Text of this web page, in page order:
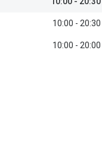
Entretenir mes lentilles
10:00 - 20:30
10:00 - 20:00